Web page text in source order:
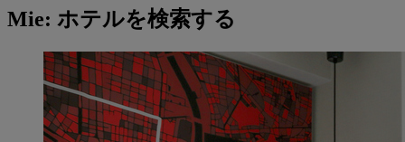
Mie: ホテルを検索する